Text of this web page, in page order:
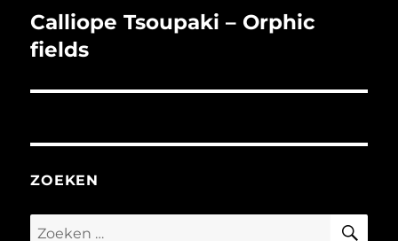
Volgend
bericht:
Calliope Tsoupaki – Orphic
fields
ZOEKEN
Zoeken